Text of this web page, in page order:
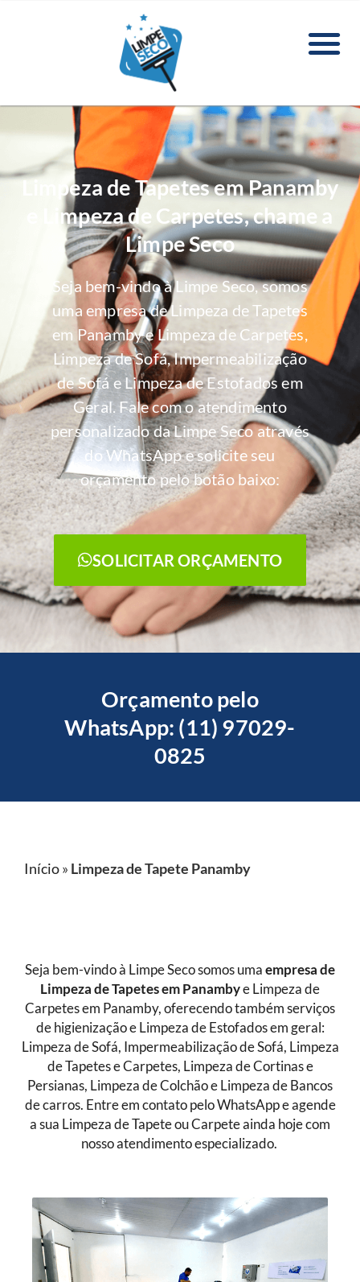
Limpeza de Tapetes em Panamby
e Limpeza de Carpetes, chame a
Limpe Seco
Seja bem-vindo à Limpe Seco, somos
uma empresa de Limpeza de Tapetes
em Panamby e Limpeza de Carpetes,
Limpeza de Sofá, Impermeabilização
de Sofá e Limpeza de Estofados em
Geral. Fale com o atendimento
personalizado da Limpe Seco através
do WhatsApp e solicite seu
orçamento pelo botão baixo:
SOLICITAR ORÇAMENTO
Orçamento pelo
WhatsApp: (11) 97029-
0825
Início» Limpeza de Tapete Panamby
Seja bem-vindo à Limpe Seco somos uma empresa de
Limpeza de Tapetesem Panambye Limpeza de
Carpetes em Panamby, oferecendo também serviços
de higienização e Limpeza de Estofados em geral:
Limpeza de Sofá, Impermeabilização de Sofá, Limpeza
de Tapetes e Carpetes, Limpeza de Cortinas e
Persianas, Limpeza de Colchão e Limpeza de Bancos
de carros. Entre em contato pelo WhatsApp e agende
a sua Limpeza de Tapete ou Carpete ainda hoje com
nosso atendimento especializado.